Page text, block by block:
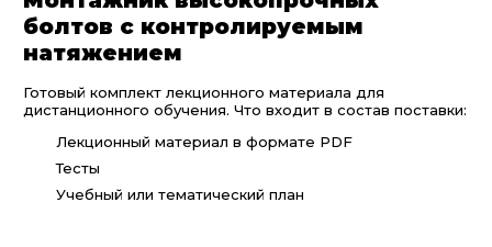
болтов с контролируемым
натяжением
Готовый комплект лекционного материала для
дистанционного обучения. Что входит в состав поставки:
Лекционный материал в формате PDF
Тесты
Учебный или тематический план